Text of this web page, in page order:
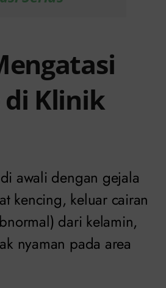
di Klinik
awali dengan gejala
kencing, keluar cairan
dari kelamin,
nyaman pada area